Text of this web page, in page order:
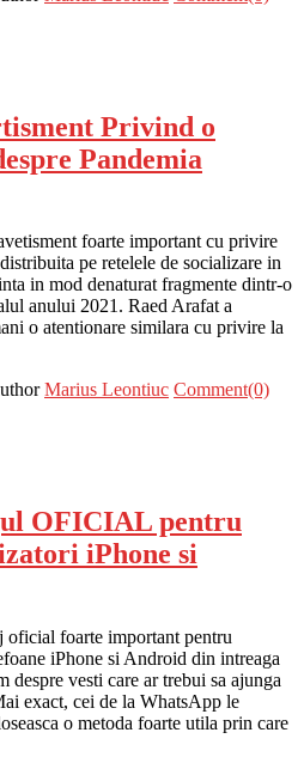
Privind o
Pandemia
foarte important cu privire
pe retelele de socializare in
in mod denaturat fragmente dintr-o
anului 2021. Raed Arafat a
o atentionare similara cu privire la
Marius Leontiuc Comment(0)
OFICIAL pentru
iPhone si
oficial foarte important pentru
iPhone si Android din intreaga
despre vesti care ar trebui sa ajunga
exact, cei de la WhatsApp le
o metoda foarte utila prin care